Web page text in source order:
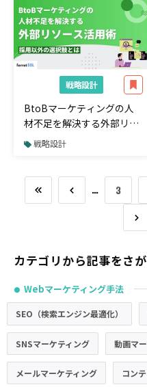
戦略設計
BtoBマーケティングの人
材不足を解決する外部リソ
ース活用術｜採用以外の選
戦略設計
… 3
カテゴリから記事をさ
● Webマーケティング手法
SEO（検索エンジン最適化）
SNSマーケティング 動画マ
メールマーケティング コン